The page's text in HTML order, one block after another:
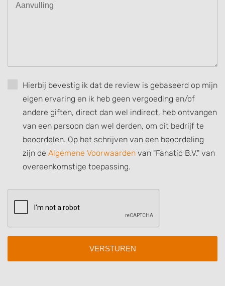
Hierbij bevestig ik dat de review is gebaseerd op mijn
eigen ervaring en ik heb geen vergoeding en/of
andere giften, direct dan wel indirect, heb ontvangen
van een persoon dan wel derden, om dit bedrijf te
beoordelen. Op het schrijven van een beoordeling
zijn de Algemene Voorwaarden van "Fanatic B.V." van
overeenkomstige toepassing.
or combinations of data from different
Use precise geolocation data
Identify devices based on information
actively requested
Necessary
Performance
Functional
Advertising